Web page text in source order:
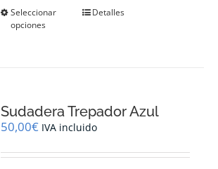
Seleccionar
opciones
Este
se
pueden
en
Detalles
Sudadera Trepador Azul
50,00€ IVA incluido